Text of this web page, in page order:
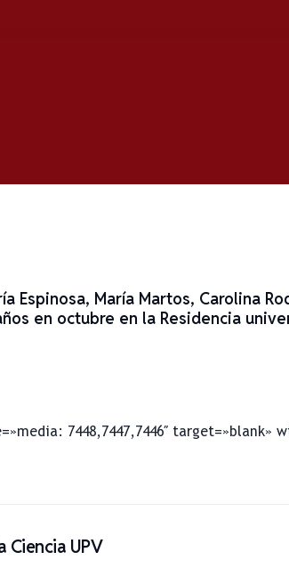
Espinosa, María Martos, Carolina
en octubre en la Residencia
7448,7447,7446″ target=»blank»
Ciencia UPV